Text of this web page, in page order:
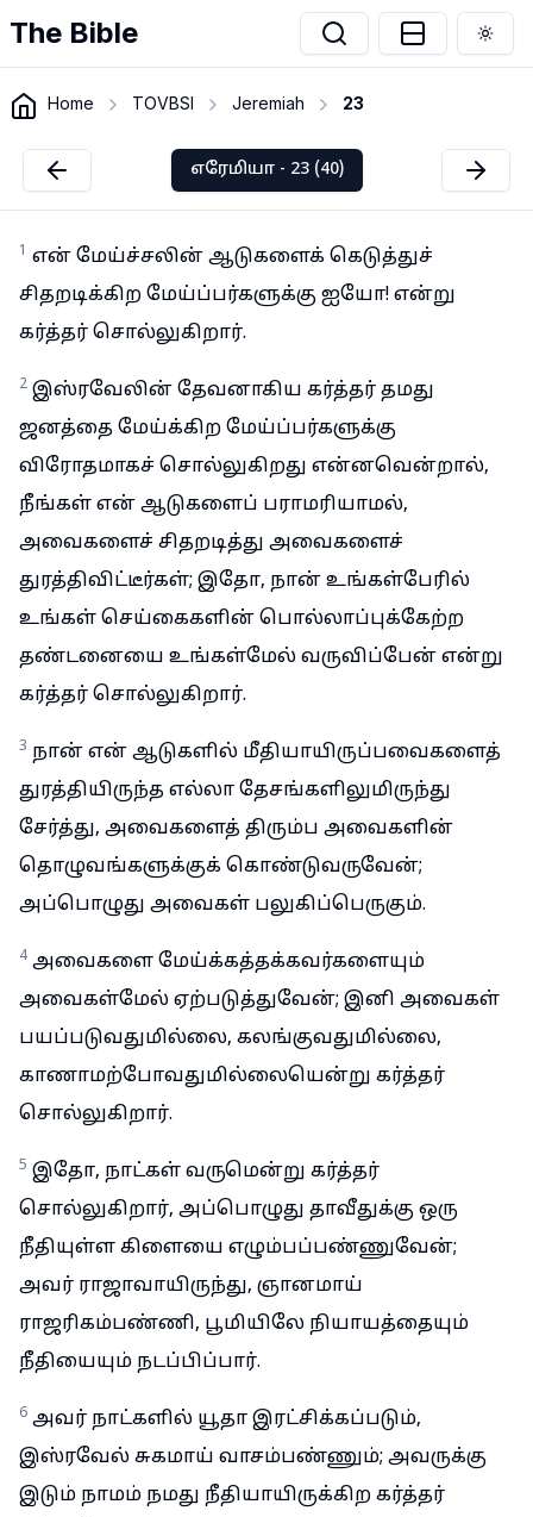
The Bible
Home TOVBSI Jeremiah 23
எரேமியா - 23 (40)
1 என் மேய்ச்சலின் ஆடுகளைக் கெடுத்துச்
சிதறடிக்கிற மேய்ப்பர்களுக்கு ஐயோ! என்று
கர்த்தர் சொல்லுகிறார்.
2 இஸ்ரவேலின் தேவனாகிய கர்த்தர் தமது
ஜனத்தை மேய்க்கிற மேய்ப்பர்களுக்கு
விரோதமாகச் சொல்லுகிறது என்னவென்றால்,
நீங்கள் என் ஆடுகளைப் பராமரியாமல்,
அவைகளைச் சிதறடித்து அவைகளைச்
துரத்திவிட்டீர்கள்; இதோ, நான் உங்கள்பேரில்
உங்கள் செய்கைகளின் பொல்லாப்புக்கேற்ற
தண்டனையை உங்கள்மேல் வருவிப்பேன் என்று
கர்த்தர் சொல்லுகிறார்.
3 நான் என் ஆடுகளில் மீதியாயிருப்பவைகளைத்
துரத்தியிருந்த எல்லா தேசங்களிலுமிருந்து
சேர்த்து, அவைகளைத் திரும்ப அவைகளின்
தொழுவங்களுக்குக் கொண்டுவருவேன்;
அப்பொழுது அவைகள் பலுகிப்பெருகும்.
4 அவைகளை மேய்க்கத்தக்கவர்களையும்
அவைகள்மேல் ஏற்படுத்துவேன்; இனி அவைகள்
பயப்படுவதுமில்லை, கலங்குவதுமில்லை,
காணாமற்போவதுமில்லையென்று கர்த்தர்
சொல்லுகிறார்.
5 இதோ, நாட்கள் வருமென்று கர்த்தர்
சொல்லுகிறார், அப்பொழுது தாவீதுக்கு ஒரு
நீதியுள்ள கிளையை எழும்பப்பண்ணுவேன்;
அவர் ராஜாவாயிருந்து, ஞானமாய்
ராஜரிகம்பண்ணி, பூமியிலே நியாயத்தையும்
நீதியையும் நடப்பிப்பார்.
6 அவர் நாட்களில் யூதா இரட்சிக்கப்படும்,
இஸ்ரவேல் சுகமாய் வாசம்பண்ணும்; அவருக்கு
இடும் நாமம் நமது நீதியாயிருக்கிற கர்த்தர்